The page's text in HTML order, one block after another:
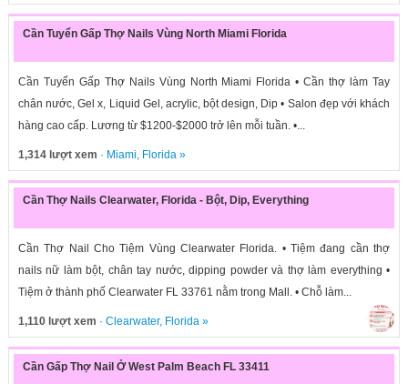
Cần Tuyển Gấp Thợ Nails Vùng North Miami Florida
Cần Tuyển Gấp Thợ Nails Vùng North Miami Florida • Cần thợ làm Tay
chân nước, Gel x, Liquid Gel, acrylic, bột design, Dip • Salon đẹp với khách
hàng cao cấp. Lương từ $1200-$2000 trở lên mỗi tuần. •...
1,314 lượt xem · Miami, Florida»
Cần Thợ Nails Clearwater, Florida - Bột, Dip, Everything
Cần Thợ Nail Cho Tiệm Vùng Clearwater Florida. • Tiệm đang cần thợ
nails nữ làm bột, chân tay nước, dipping powder và thợ làm everything •
Tiệm ở thành phố Clearwater FL 33761 nằm trong Mall. • Chỗ làm...
1,110 lượt xem · Clearwater, Florida»
Cần Gấp Thợ Nail Ở West Palm Beach FL 33411